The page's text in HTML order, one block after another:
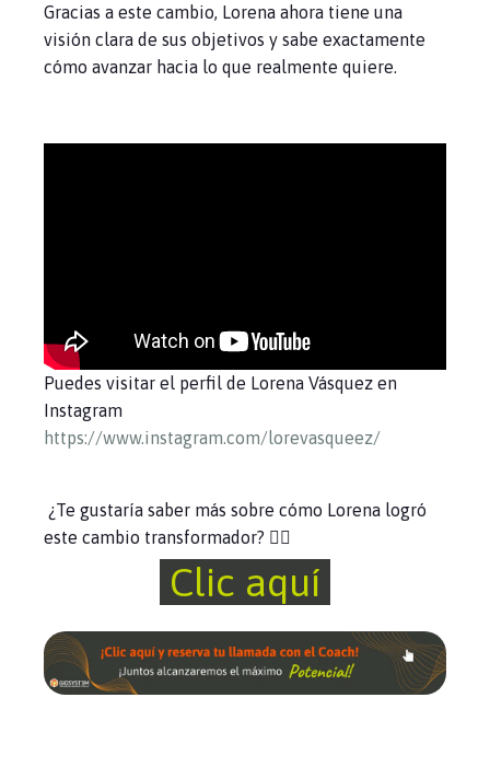
Gracias a este cambio, Lorena ahora tiene una
visión clara de sus objetivos y sabe exactamente
cómo avanzar hacia lo que realmente quiere.
Puedes visitar el perfil de Lorena Vásquez en
Instagram
https://www.instagram.com/lorevasqueez/
¿Te gustaría saber más sobre cómo Lorena logró
este cambio transformador? 👇🏻
Clic aquí